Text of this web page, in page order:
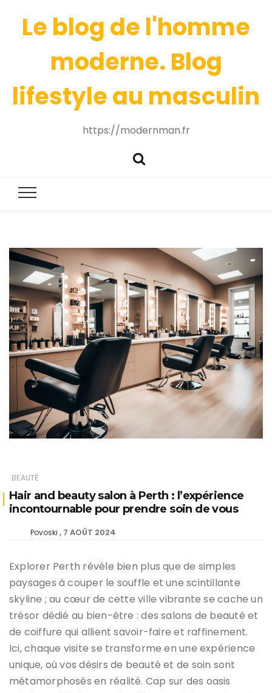
Le blog de l'homme
moderne. Blog
lifestyle au masculin
https://modernman.fr
BEAUTÉ
Hair and beauty salon à Perth : l’expérience
incontournable pour prendre soin de vous
Povoski 7 AOÛT 2024
Explorer Perth révèle bien plus que de simples
paysages à couper le souffle et une scintillante
skyline ; au cœur de cette ville vibrante se cache un
trésor dédié au bien-être : des salons de beauté et
de coiffure qui allient savoir-faire et raffinement.
Ici, chaque visite se transforme en une expérience
unique, où vos désirs de beauté et de soin sont
métamorphosés en réalité. Cap sur des oasis